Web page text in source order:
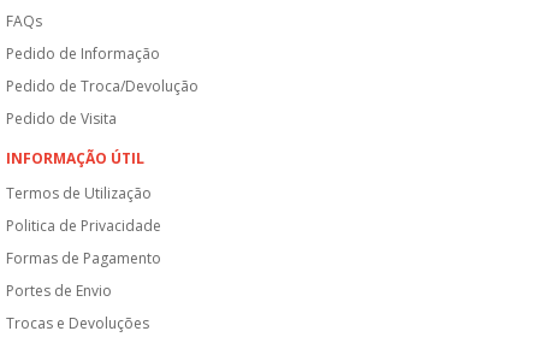
FAQs
Pedido de Informação
Pedido de Troca/Devolução
Pedido de Visita
INFORMAÇÃO ÚTIL
Termos de Utilização
Politica de Privacidade
Formas de Pagamento
Portes de Envio
Trocas e Devoluções